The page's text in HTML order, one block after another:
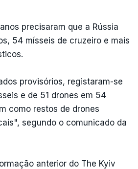
precisaram que a Rússia
54 mísseis de cruzeiro e mais
provisórios, registaram-se
e de 51 drones em 54
como restos de drones
segundo o comunicado da
anterior do The Kyiv